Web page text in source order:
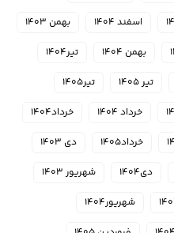
اسفند ۱۴۰۴
بهمن ۱۴۰۳
بهمن ۱۴۰۴
تیر۱۴۰۴
تیر ۱۴۰۵
تیر۱۴۰۵
خرداد ۱۴۰۴
خرداد۱۴۰۴
خرداد۱۴۰۵
دی ۱۴۰۳
دی۱۴۰۴
شهریور ۱۴۰۳
شهریور۱۴۰۴